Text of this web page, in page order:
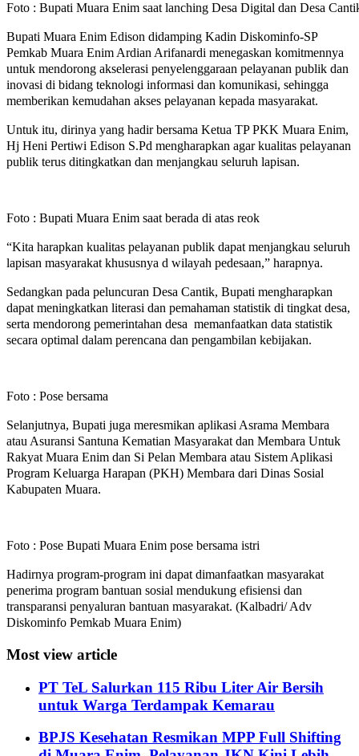
Foto : Bupati Muara Enim saat lanching Desa Digital dan Desa
Bupati Muara Enim Edison didamping Kadin Diskominfo-SP
Pemkab Muara Enim Ardian Arifanardi menegaskan komitmennya
untuk mendorong akselerasi penyelenggaraan pelayanan publik dan
inovasi di bidang teknologi informasi dan komunikasi, sehingga
memberikan kemudahan akses pelayanan kepada masyarakat.
Untuk itu, dirinya yang hadir bersama Ketua TP PKK Muara Enim,
Hj Heni Pertiwi Edison S.Pd mengharapkan agar kualitas pelayanan
publik terus ditingkatkan dan menjangkau seluruh lapisan.
Foto : Bupati Muara Enim saat berada di atas reok
“Kita harapkan kualitas pelayanan publik dapat menjangkau seluruh
lapisan masyarakat khususnya d wilayah pedesaan,” harapnya.
Sedangkan pada peluncuran Desa Cantik, Bupati mengharapkan
dapat meningkatkan literasi dan pemahaman statistik di tingkat desa,
serta mendorong pemerintahan desa memanfaatkan data statistik
secara optimal dalam perencana dan pengambilan kebijakan.
Foto : Pose bersama
Selanjutnya, Bupati juga meresmikan aplikasi Asrama Membara
atau Asuransi Santuna Kematian Masyarakat dan Membara Untuk
Rakyat Muara Enim dan Si Pelan Membara atau Sistem Aplikasi
Program Keluarga Harapan (PKH) Membara dari Dinas Sosial
Kabupaten Muara.
Foto : Pose Bupati Muara Enim pose bersama istri
Hadirnya program-program ini dapat dimanfaatkan masyarakat
penerima program bantuan sosial mendukung efisiensi dan
transparansi penyaluran bantuan masyarakat. (Kalbadri/ Adv
Diskominfo Pemkab Muara Enim)
Most view article
PT TeL Salurkan 115 Ribu Liter Air Bersih
untuk Warga Terdampak Kemarau
BPJS Kesehatan Resmikan MPP Full Shifting